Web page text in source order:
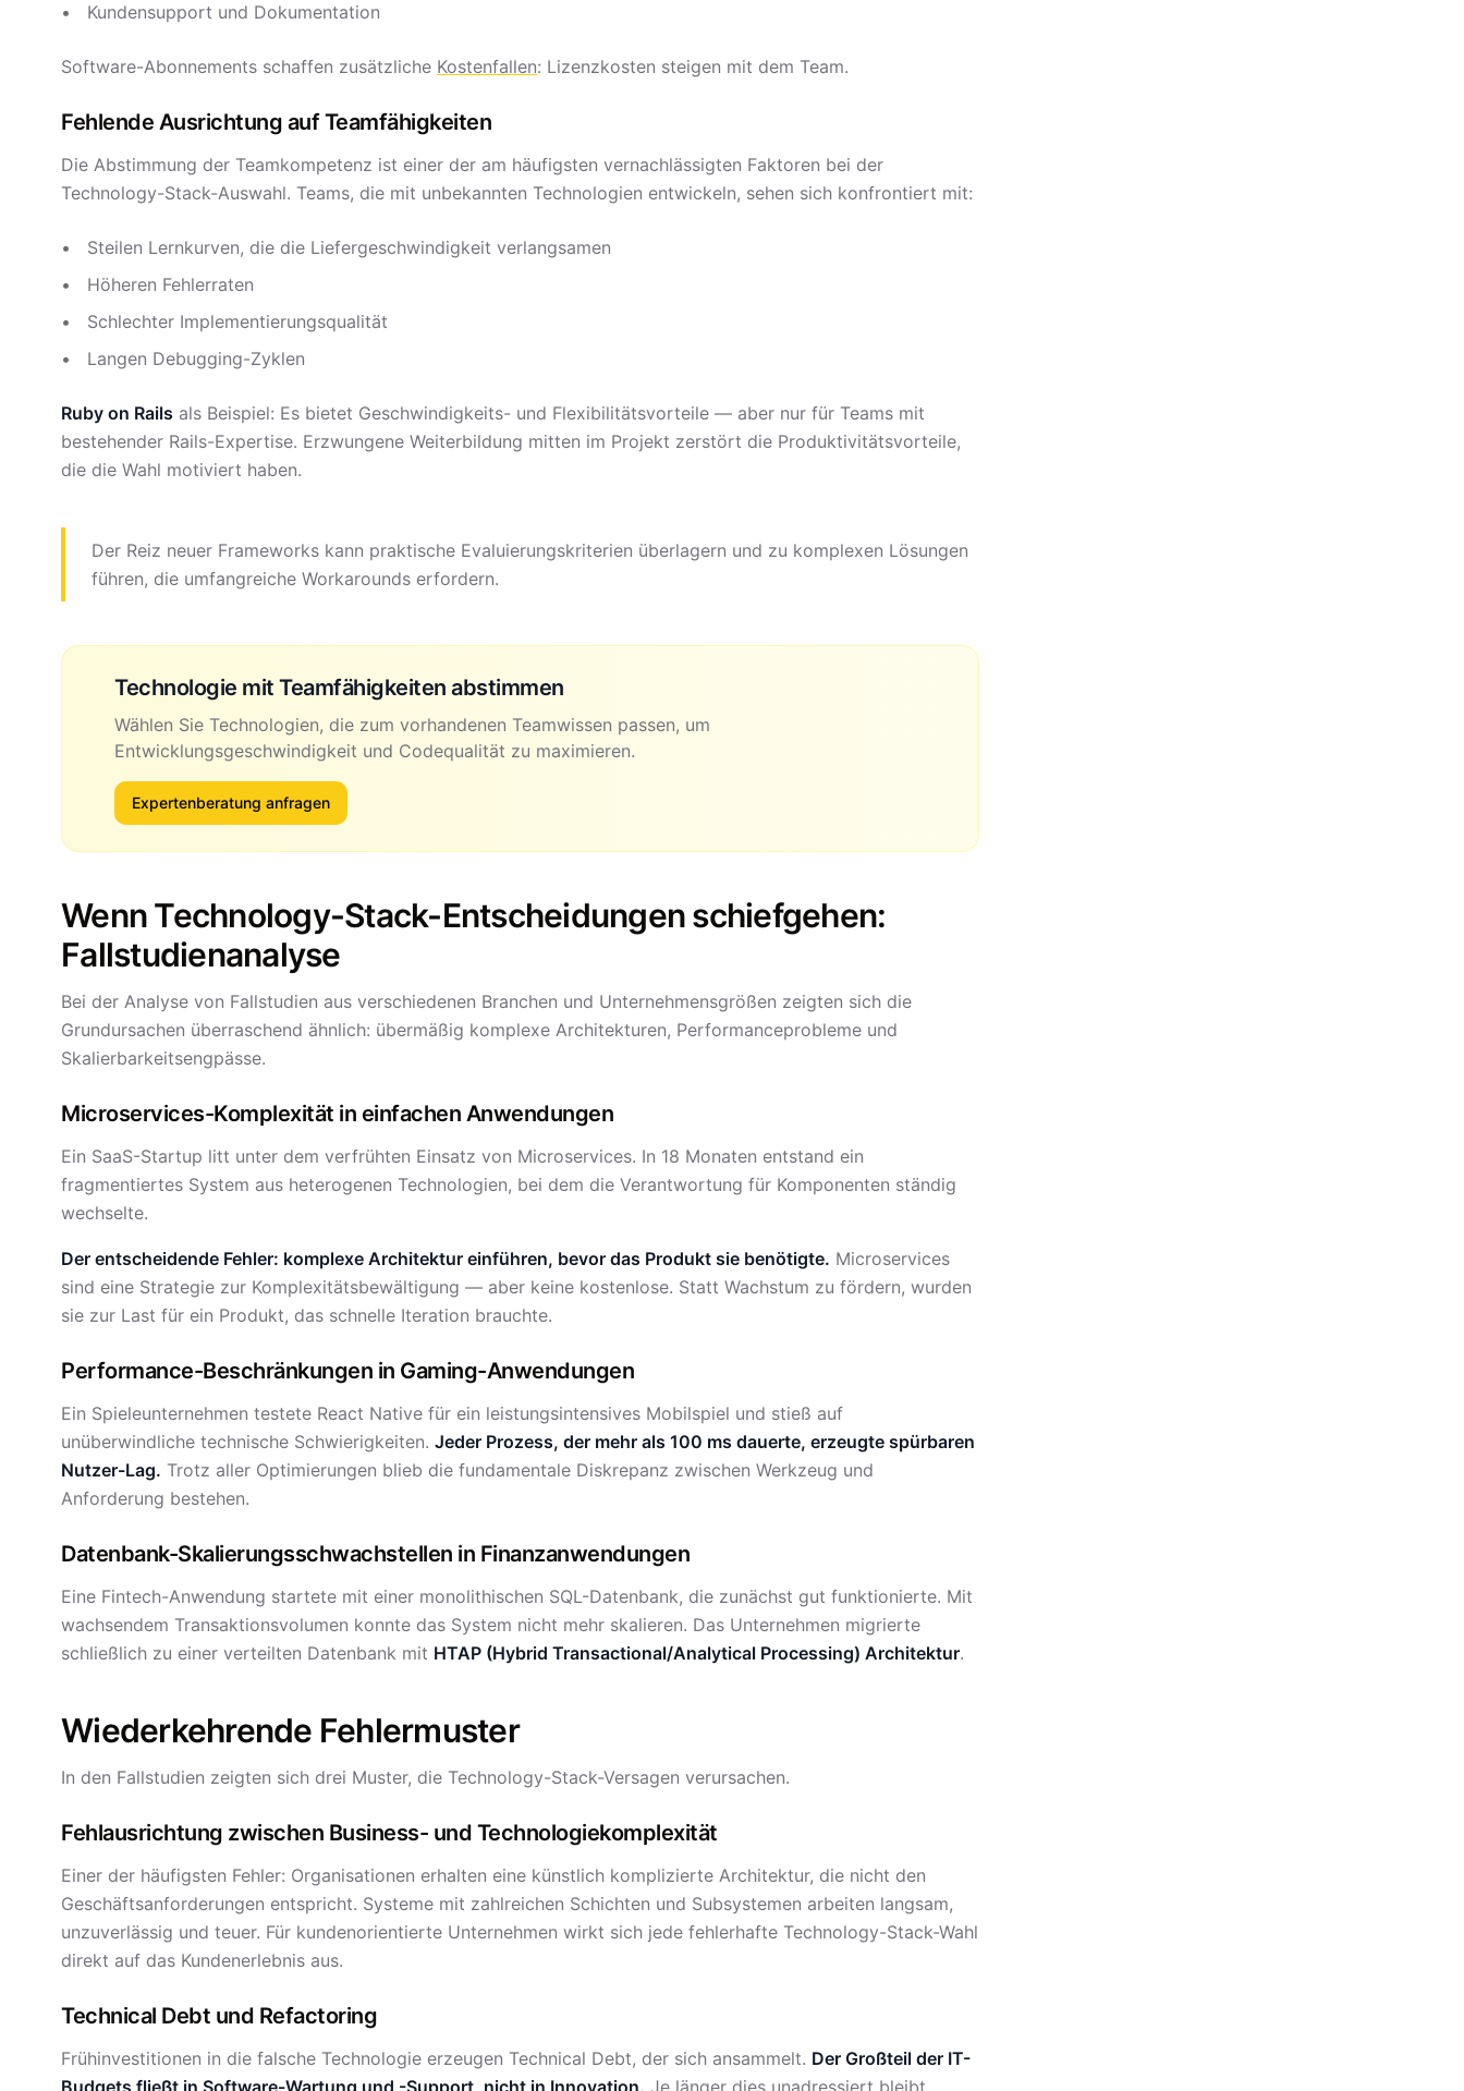
Kundensupport und Dokumentation
Software-Abonnements schaffen zusätzliche Kostenfallen: Lizenzkosten steigen mit dem Team.
Fehlende Ausrichtung auf Teamfähigkeiten
Die Abstimmung der Teamkompetenz ist einer der am häufigsten vernachlässigten Faktoren bei der
Technology-Stack-Auswahl. Teams, die mit unbekannten Technologien entwickeln, sehen sich konfrontiert mit:
Steilen Lernkurven, die die Liefergeschwindigkeit verlangsamen
Höheren Fehlerraten
Schlechter Implementierungsqualität
Langen Debugging-Zyklen
Ruby on Rails als Beispiel: Es bietet Geschwindigkeits- und Flexibilitätsvorteile — aber nur für Teams mit
bestehender Rails-Expertise. Erzwungene Weiterbildung mitten im Projekt zerstört die Produktivitätsvorteile,
die die Wahl motiviert haben.
Der Reiz neuer Frameworks kann praktische Evaluierungskriterien überlagern und zu komplexen Lösungen
führen, die umfangreiche Workarounds erfordern.
Technologie mit Teamfähigkeiten abstimmen
Wählen Sie Technologien, die zum vorhandenen Teamwissen passen, um
Entwicklungsgeschwindigkeit und Codequalität zu maximieren.
Expertenberatung anfragen
Wenn Technology-Stack-Entscheidungen schiefgehen:
Fallstudienanalyse
Bei der Analyse von Fallstudien aus verschiedenen Branchen und Unternehmensgrößen zeigten sich die
Grundursachen überraschend ähnlich: übermäßig komplexe Architekturen, Performanceprobleme und
Skalierbarkeitsengpässe.
Microservices-Komplexität in einfachen Anwendungen
Ein SaaS-Startup litt unter dem verfrühten Einsatz von Microservices. In 18 Monaten entstand ein
fragmentiertes System aus heterogenen Technologien, bei dem die Verantwortung für Komponenten ständig
wechselte.
Der entscheidende Fehler: komplexe Architektur einführen, bevor das Produkt sie benötigte. Microservices
sind eine Strategie zur Komplexitätsbewältigung — aber keine kostenlose. Statt Wachstum zu fördern, wurden
sie zur Last für ein Produkt, das schnelle Iteration brauchte.
Performance-Beschränkungen in Gaming-Anwendungen
Ein Spieleunternehmen testete React Native für ein leistungsintensives Mobilspiel und stieß auf
unüberwindliche technische Schwierigkeiten. Jeder Prozess, der mehr als 100 ms dauerte, erzeugte spürbaren
Nutzer-Lag. Trotz aller Optimierungen blieb die fundamentale Diskrepanz zwischen Werkzeug und
Anforderung bestehen.
Datenbank-Skalierungsschwachstellen in Finanzanwendungen
Eine Fintech-Anwendung startete mit einer monolithischen SQL-Datenbank, die zunächst gut funktionierte. Mit
wachsendem Transaktionsvolumen konnte das System nicht mehr skalieren. Das Unternehmen migrierte
schließlich zu einer verteilten Datenbank mit HTAP (Hybrid Transactional/Analytical Processing) Architektur.
Wiederkehrende Fehlermuster
In den Fallstudien zeigten sich drei Muster, die Technology-Stack-Versagen verursachen.
Fehlausrichtung zwischen Business- und Technologiekomplexität
Einer der häufigsten Fehler: Organisationen erhalten eine künstlich komplizierte Architektur, die nicht den
Geschäftsanforderungen entspricht. Systeme mit zahlreichen Schichten und Subsystemen arbeiten langsam,
unzuverlässig und teuer. Für kundenorientierte Unternehmen wirkt sich jede fehlerhafte Technology-Stack-Wahl
direkt auf das Kundenerlebnis aus.
Technical Debt und Refactoring
Frühinvestitionen in die falsche Technologie erzeugen Technical Debt, der sich ansammelt. Der Großteil der IT-
Budgets fließt in Software-Wartung und -Support, nicht in Innovation. Je länger dies unadressiert bleibt,